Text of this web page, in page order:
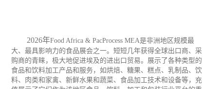
2026年Food Africa & PacProcess MEA是非洲地区规模最
大、最具影响力的食品展会之一。短短几年获得全球出口商、采
购商的青睐，极大地促进埃及的进出口 贸易。展示了各种类型的
食品和饮料加工产品和服务，如烘焙、糖果、糕点、乳制品、饮
料、肉类和家禽、新鲜水果和蔬菜、食品加工技术和设备等，充